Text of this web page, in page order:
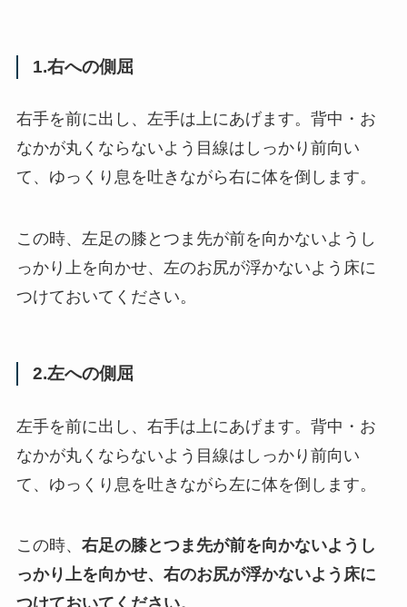
1.右への側屈
右手を前に出し、左手は上にあげます。背中・お
なかが丸くならないよう目線はしっかり前向い
て、ゆっくり息を吐きながら右に体を倒します。
この時、左足の膝とつま先が前を向かないようし
っかり上を向かせ、左のお尻が浮かないよう床に
つけておいてください。
2.左への側屈
左手を前に出し、右手は上にあげます。背中・お
なかが丸くならないよう目線はしっかり前向い
て、ゆっくり息を吐きながら左に体を倒します。
この時、 右足の膝とつま先が前を向かないようし
っかり上を向かせ、右のお尻が浮かないよう床に